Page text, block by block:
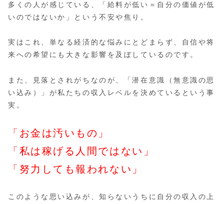
多くの人が感じている、「給料が低い＝自分の価値が低
いのではないか」という不安や焦り。
実はこれ、単なる経済的な悩みにとどまらず、自信や将
来への希望にも大きな影響を及ぼしているのです。
また、見落とされがちなのが、「潜在意識（無意識の思
い込み）」が私たちの収入レベルを決めているという事
実。
「お金は汚いもの」
「私は稼げる人間ではない」
「努力しても報われない」
このような思い込みが、知らないうちに自分の収入の上